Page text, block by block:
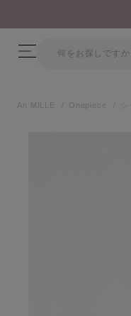
An MILLE Onepiece